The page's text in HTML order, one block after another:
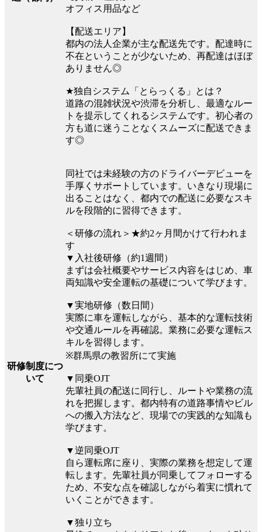
オフィス用品など
【配送エリア】
都内の法人企業が主な配送先です。配達時に
不在ということが少ないため、再配達はほぼ
ありません◎
★独自システム「とらっくる」とは？
道路の混雑状況や渋滞を分析し、最適なルー
トを提示してくれるシステムです。初心者の
方も道に迷うことなくスムーズに配送できま
す◎
研修制度につ
いて
同社では未経験の方のドライバーデビューを
手厚くサポートしています。いきなり現場に
出ることはなく、都内での配送に必要なスキ
ルを段階的に習得できます。
＜研修の流れ＞★約2ヶ月間かけて行われま
す
▼入社後研修（約1週間）
まずは会社概要やサービス内容をはじめ、車
両知識や安全運転の基礎について学びます。
▼実地研修（数日間）
実際に車を運転しながら、基本的な運転技術
や交通ルールを再確認。業務に必要な運転ス
キルを習得します。
※群馬県の教習所にて実施
▼同乗OJT
先輩社員の配送に同行し、ルートや業務の流
れを把握します。都内特有の道路事情やビル
への搬入方法など、現場での実践的な知識も
学びます。
▼逆同乗OJT
自ら運転席に座り、実際の業務を想定して運
転します。先輩社員が同乗してフォローする
ため、不安な点を確認しながら着実に慣れて
いくことができます。
▼独り立ち